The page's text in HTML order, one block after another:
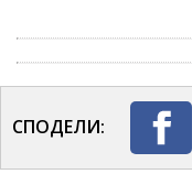
СПОДЕЛИ: